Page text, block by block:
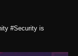
#Security is